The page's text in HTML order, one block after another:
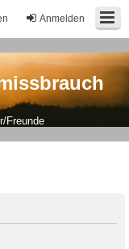
Anmelden
Freunde